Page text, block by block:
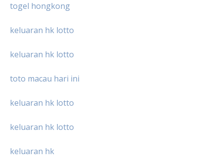
togel hongkong
keluaran hk lotto
keluaran hk lotto
toto macau hari ini
keluaran hk lotto
keluaran hk lotto
keluaran hk